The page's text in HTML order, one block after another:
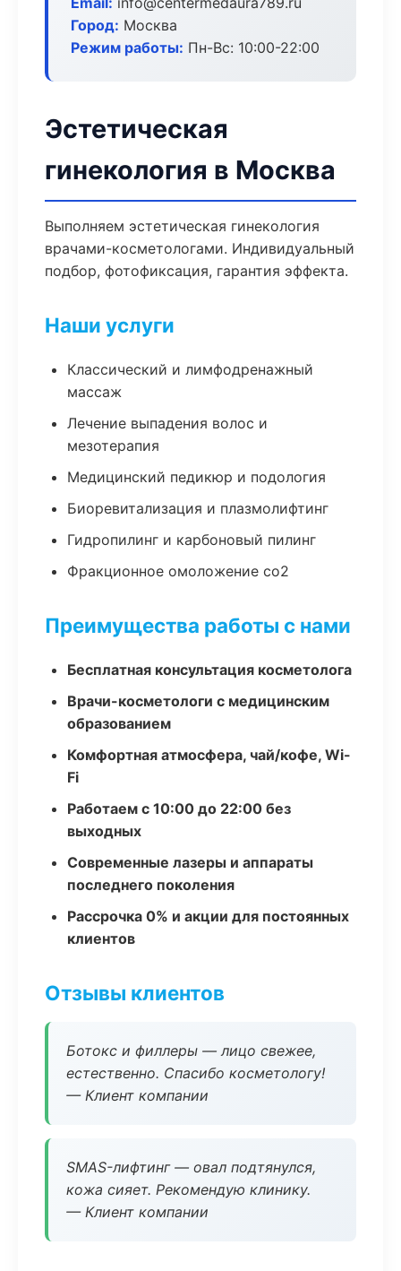
Город: Москва
Режим работы: Пн-Вс: 10:00-22:00
Эстетическая
гинекология в Москва
Выполняем эстетическая гинекология
врачами-косметологами. Индивидуальный
подбор, фотофиксация, гарантия эффекта.
Наши услуги
Классический и лимфодренажный
массаж
Лечение выпадения волос и
мезотерапия
Медицинский педикюр и подология
Биоревитализация и плазмолифтинг
Гидропилинг и карбоновый пилинг
Фракционное омоложение co2
Преимущества работы с нами
Бесплатная консультация косметолога
Врачи-косметологи с медицинским
образованием
Комфортная атмосфера, чай/кофе, Wi-
Fi
Работаем с 10:00 до 22:00 без
выходных
Современные лазеры и аппараты
последнего поколения
Рассрочка 0% и акции для постоянных
клиентов
Отзывы клиентов
Ботокс и филлеры — лицо свежее,
естественно. Спасибо косметологу!
— Клиент компании
SMAS-лифтинг — овал подтянулся,
кожа сияет. Рекомендую клинику.
— Клиент компании